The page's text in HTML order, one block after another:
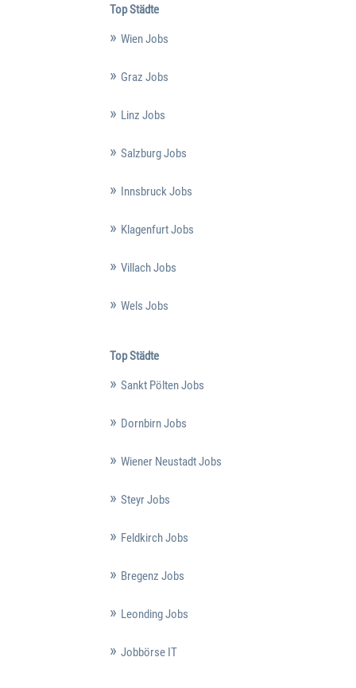
Top Städte
Wien Jobs
Graz Jobs
Linz Jobs
Salzburg Jobs
Innsbruck Jobs
Klagenfurt Jobs
Villach Jobs
Wels Jobs
Top Städte
Sankt Pölten Jobs
Dornbirn Jobs
Wiener Neustadt Jobs
Steyr Jobs
Feldkirch Jobs
Bregenz Jobs
Leonding Jobs
Jobbörse IT